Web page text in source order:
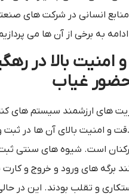
انسانی در شرکت‌ های
به برخی از آن ها می
امنیت بالا در
غیاب
‌های ارزشمند سیستم ‌های
و امنیت بالای آن ها در ثبت
است. شیوه های سنتی
برگه‌ های ورود و خروج و
و تقلب بودند. این در